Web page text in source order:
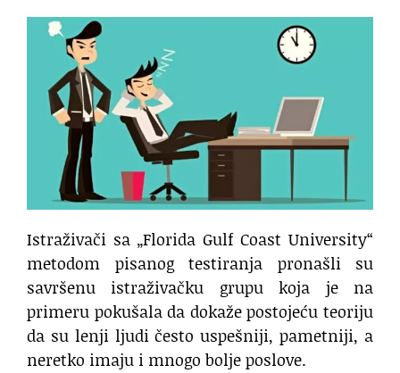
Istraživači sa „Florida Gulf Coast University“
metodom pisanog testiranja pronašli su
savršenu istraživačku grupu koja je na
primeru pokušala da dokaže postojeću teoriju
da su lenji ljudi često uspešniji, pametniji, a
neretko imaju i mnogo bolje poslove.